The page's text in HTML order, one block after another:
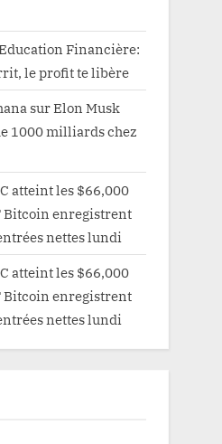
Financière:
le profit te libère
surElon Musk
1000 milliards chez
atteint les $66,000
Bitcoin enregistrent
nettes lundi
atteint les $66,000
Bitcoin enregistrent
nettes lundi